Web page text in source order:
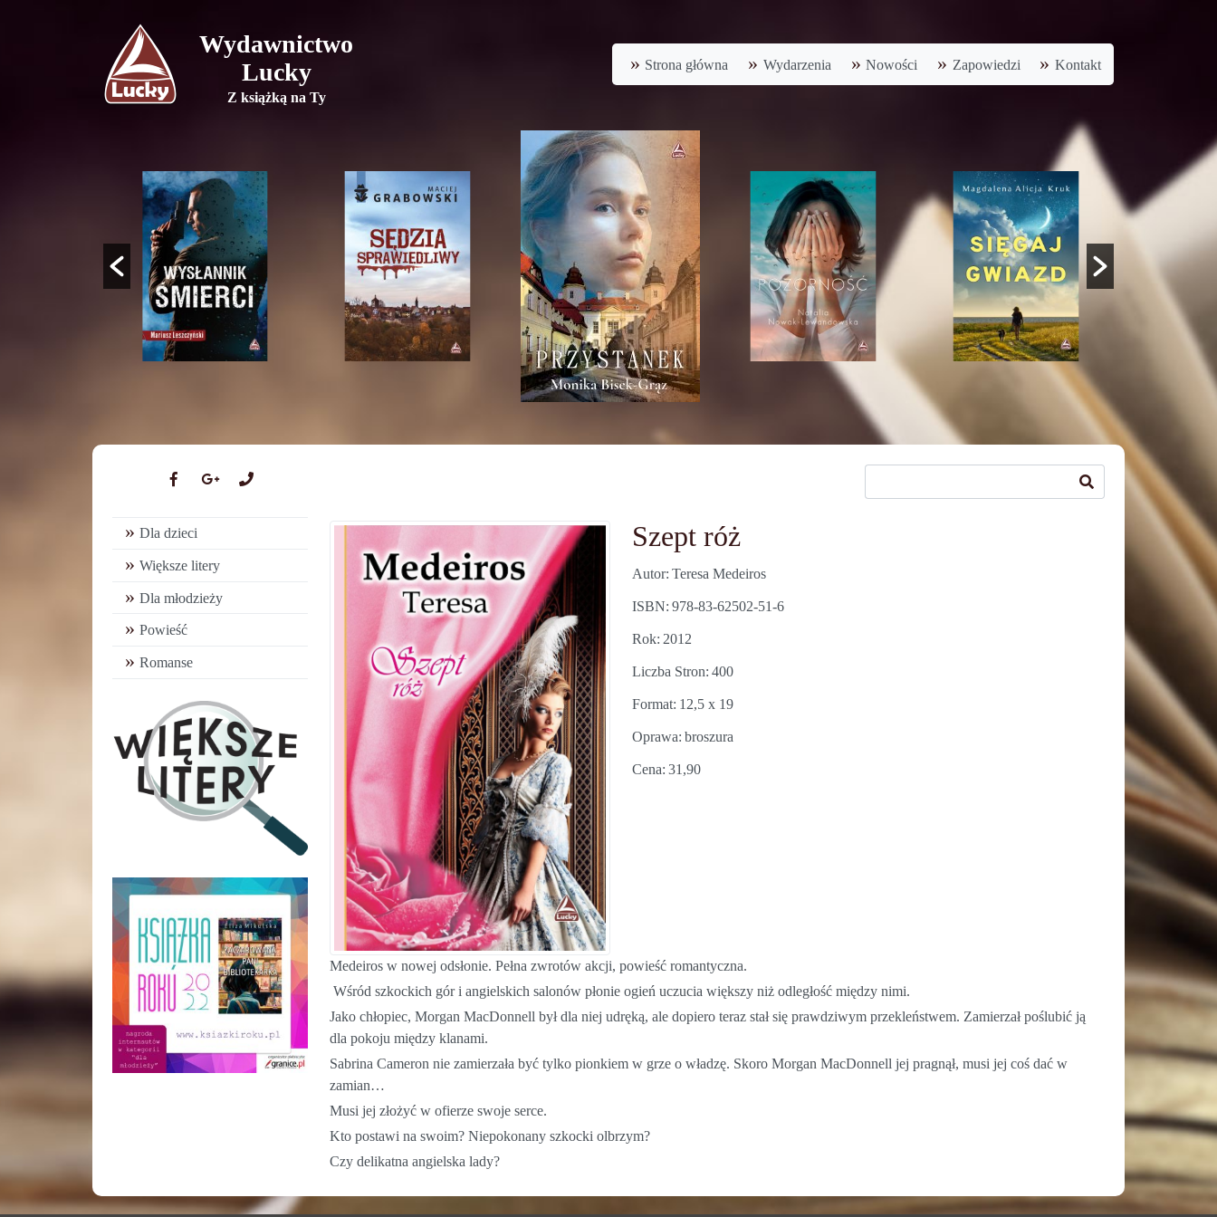
Wydawnictwo
Lucky
Z książką na Ty
Strona główna Wydarzenia Nowości Zapowiedzi Kontakt
Dla dzieci
Większe litery
Dla młodzieży
Powieść
Romanse
Szept róż
Autor Teresa Medeiros
ISBN 978-83-62502-51-6
Rok 2012
Liczba Stron 400
Format 12,5 x 19
Oprawa broszura
Cena 31,90
Medeiros w nowej odsłonie. Pełna zwrotów akcji, powieść romantyczna.
Wśród szkockich gór i angielskich salonów płonie ogień uczucia większy niż odległość między nimi.
Jako chłopiec, Morgan MacDonnell był dla niej udręką, ale dopiero teraz stał się prawdziwym przekleństwem. Zamierzał poślubić ją
dla pokoju między klanami.
Sabrina Cameron nie zamierzała być tylko pionkiem w grze o władzę. Skoro Morgan MacDonnell jej pragnął, musi jej coś dać w
zamian…
Musi jej złożyć w ofierze swoje serce.
Kto postawi na swoim? Niepokonany szkocki olbrzym?
Czy delikatna angielska lady?